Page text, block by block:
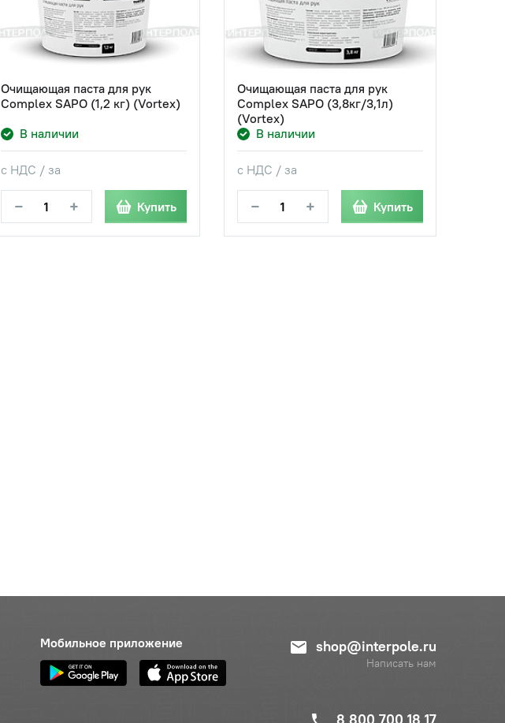
Очищающая паста для рук
Complex SAPO (1,2 кг) (Vortex)
В наличии
с НДС / за
− + Купить
Очищающая паста для рук
Complex SAPO (3,8кг/3,1л)
(Vortex)
В наличии
с НДС / за
− + Купить
Мобильное приложение shop@interpole.ru
Написать нам